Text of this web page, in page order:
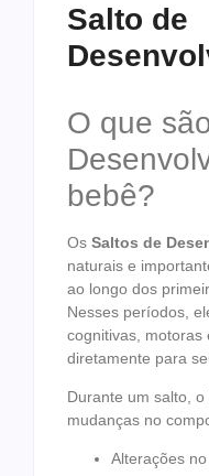
Salto de
O que
bebê?
Os Saltos de
naturais e
ao longo dos
Nesses períodos,
cognitivas, motoras
diretamente para
Durante um salto,
mudanças no
Alterações